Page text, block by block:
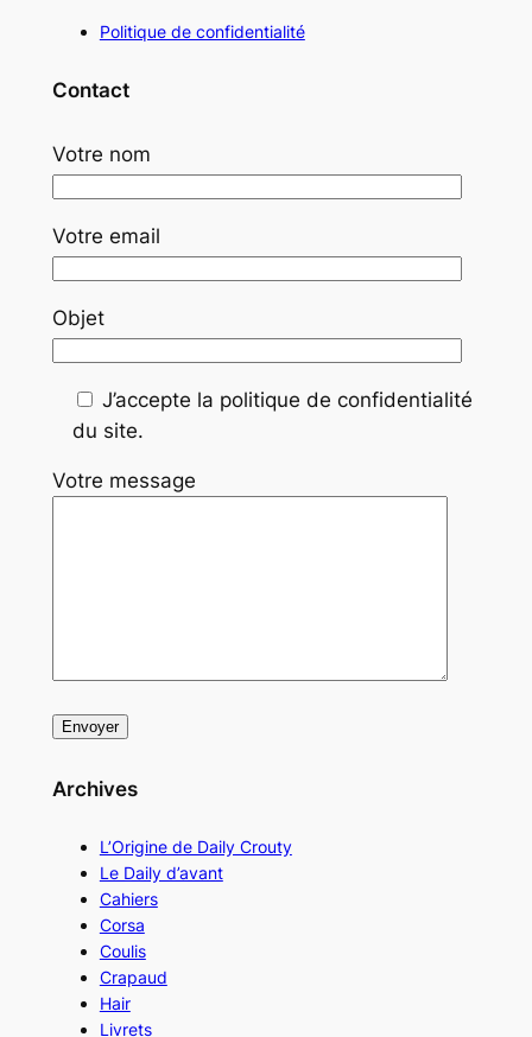
Politique de confidentialité
Contact
Votre nom
Votre email
Objet
J’accepte la politique de confidentialité
du site.
Votre message
Archives
L’Origine de Daily Crouty
Le Daily d’avant
Cahiers
Corsa
Coulis
Crapaud
Hair
Livrets